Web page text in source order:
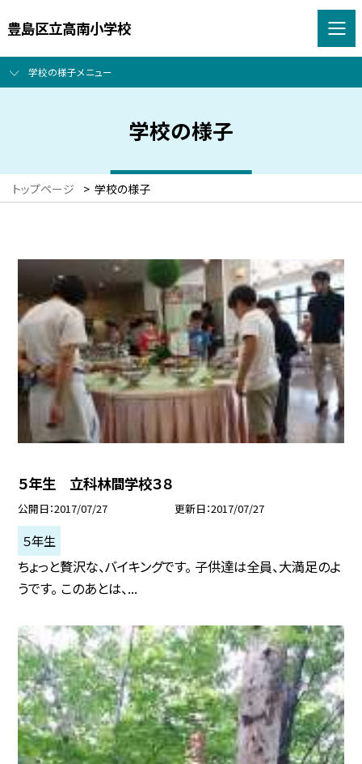
豊島区立高南小学校
学校の様子メニュー
学校の様子
トップページ > 学校の様子
５年生 立科林間学校３８
公開日 2017/07/27 更新日 2017/07/27
５年生
ちょっと贅沢な、バイキングです。 子供達は全員、大満足のよ
うです。 このあとは、...